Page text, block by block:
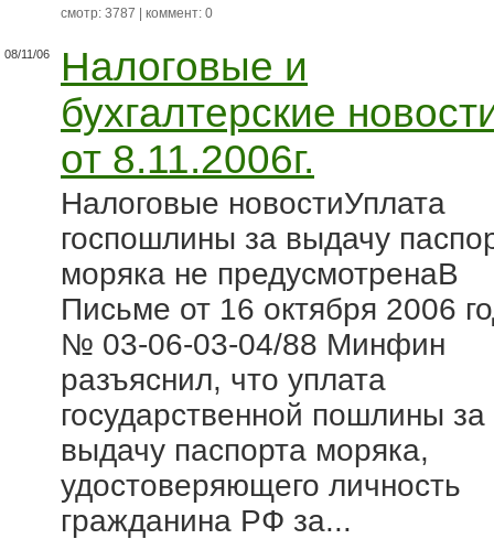
смотр: 3787 | коммент: 0
08/11/06
Налоговые и
бухгалтерские
от 8.11.2006г.
Налоговые новостиУплата
госпошлины за выдачу
моряка не предусмотренаВ
Письме от 16 октября 2006
№ 03-06-03-04/88 Минфин
разъяснил, что уплата
государственной пошлины за
выдачу паспорта моряка,
удостоверяющего личность
гражданина РФ за...